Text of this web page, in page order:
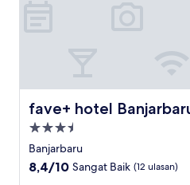
fave+ hotel
fave+ hotel Banjarbaru
Properti
bintang
3.5
Banjarbaru
8.4
8,4/10 Sangat Baik (12 ulasan)